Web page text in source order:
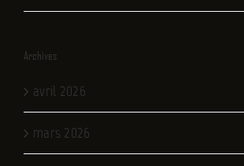
Archives
avril 2026
mars 2026